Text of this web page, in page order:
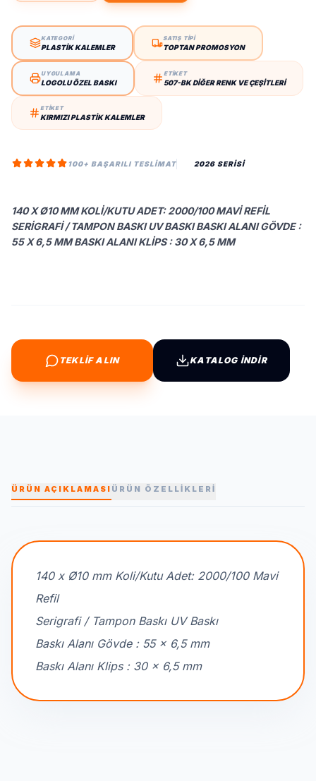
KATEGORİ
PLASTIK KALEMLER
SATIŞ TİPİ
TOPTAN PROMOSYON
UYGULAMA
LOGOLU ÖZEL BASKI
ETİKET
507-BK DIĞER RENK VE ÇEŞITLERI
ETİKET
KIRMIZI PLASTIK KALEMLER
100+ BAŞARILI TESLIMAT 2026 SERİSİ
140 X Ø10 MM KOLI/KUTU ADET: 2000/100 MAVI REFIL
SERIGRAFI / TAMPON BASKI UV BASKI BASKI ALANI GÖVDE :
55 X 6,5 MM BASKI ALANI KLIPS : 30 X 6,5 MM
TEKLİF ALIN KATALOG İNDİR
ÜRÜN AÇIKLAMASI ÜRÜN ÖZELLİKLERİ
140 x Ø10 mm Koli/Kutu Adet: 2000/100 Mavi
Refil
Serigrafi / Tampon Baskı UV Baskı
Baskı Alanı Gövde : 55 x 6,5 mm
Baskı Alanı Klips : 30 x 6,5 mm